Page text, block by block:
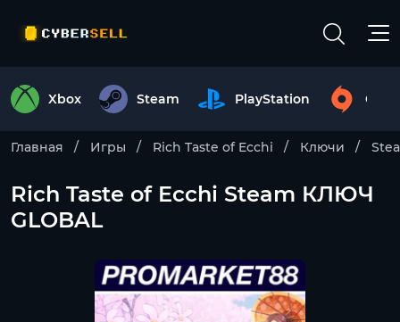
Xbox Steam PlayStation
Главная Игры Rich Taste of Ecchi Ключи
Rich Taste of Ecchi Steam КЛЮЧ
GLOBAL